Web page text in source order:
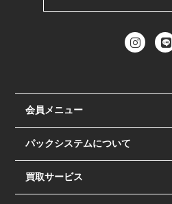
会員メニュー
パックシステムについて
買取サービス